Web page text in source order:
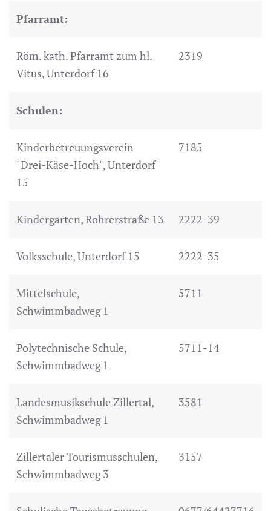
Pfarramt:
Röm. kath. Pfarramt zum hl.
Vitus, Unterdorf 16
2319
Schulen:
Kinderbetreuungsverein
"Drei-Käse-Hoch", Unterdorf
15
7185
Kindergarten, Rohrerstraße 13 2222-39
Volksschule, Unterdorf 15 2222-35
Mittelschule,
Schwimmbadweg 1
5711
Polytechnische Schule,
Schwimmbadweg 1
5711-14
Landesmusikschule Zillertal,
Schwimmbadweg 1
3581
Zillertaler Tourismusschulen,
Schwimmbadweg 3
3157